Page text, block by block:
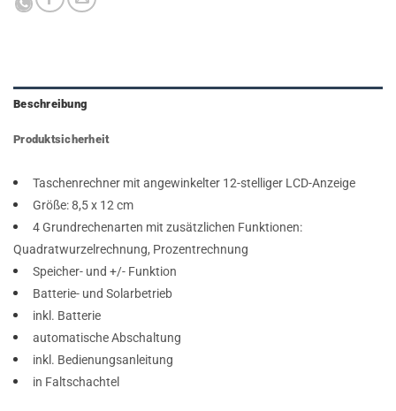
Beschreibung
Produktsicherheit
Taschenrechner mit angewinkelter 12-stelliger LCD-Anzeige
Größe: 8,5 x 12 cm
4 Grundrechenarten mit zusätzlichen Funktionen:
Quadratwurzelrechnung, Prozentrechnung
Speicher- und +/- Funktion
Batterie- und Solarbetrieb
inkl. Batterie
automatische Abschaltung
inkl. Bedienungsanleitung
in Faltschachtel